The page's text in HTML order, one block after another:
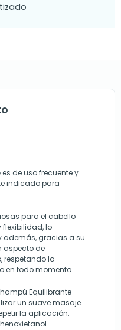
es de uso frecuente y
indicado para
para el cabello
lo
además, gracias a su
aspecto de
respetando la
en todo momento.
Equilibrante
un suave masaje.
la aplicación.